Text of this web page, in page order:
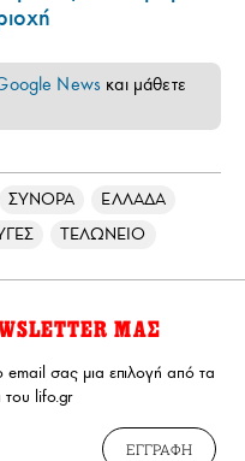
News και μάθετε
ΣΥΝΟΡΑ
ΕΛΛΑΔΑ
ΤΕΛΩΝΕΙΟ
ΜΑΣ
σας μια επιλογή από τα
lifo.gr
ΕΓΓΡΑΦΗ